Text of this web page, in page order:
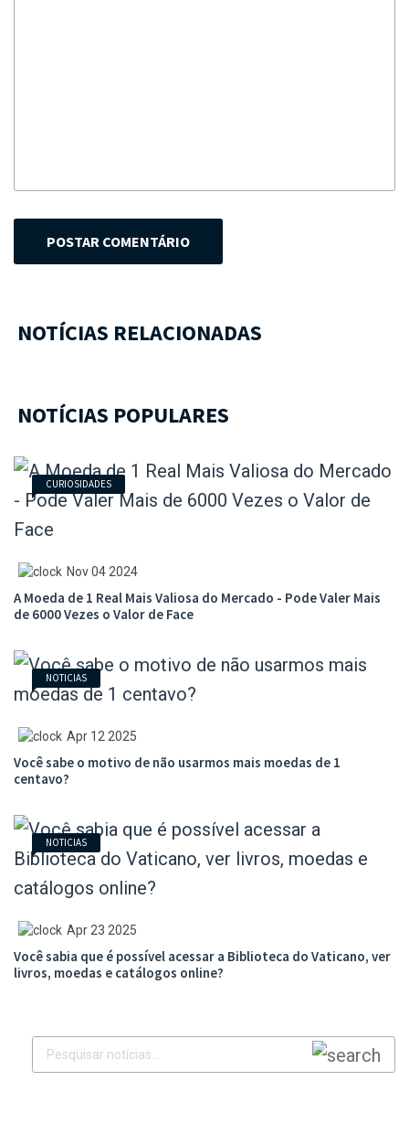
POSTAR COMENTÁRIO
NOTÍCIAS RELACIONADAS
NOTÍCIAS POPULARES
CURIOSIDADES
Nov 04 2024
A Moeda de 1 Real Mais Valiosa do Mercado - Pode Valer Mais
de 6000 Vezes o Valor de Face
NOTICIAS
Apr 12 2025
Você sabe o motivo de não usarmos mais moedas de 1
centavo?
NOTICIAS
Apr 23 2025
Você sabia que é possível acessar a Biblioteca do Vaticano, ver
livros, moedas e catálogos online?